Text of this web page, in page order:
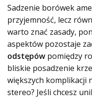
Sadzenie borówek
przyjemność, lecz
warto znać zasady,
aspektów pozostaje
odstępów pomiędzy
bliskie posadzenie
większych komplikacji
stereo? Jeśli chcesz